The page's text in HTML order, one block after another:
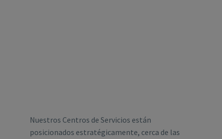
Nuestros Centros de Servicios están
posicionados estratégicamente, cerca de las